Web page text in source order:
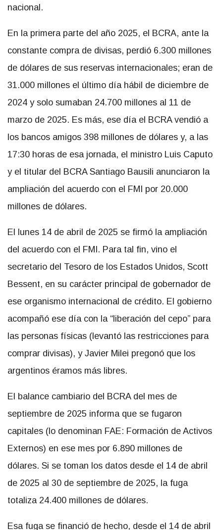
nacional.
En la primera parte del año 2025, el BCRA, ante la
constante compra de divisas, perdió 6.300 millones
de dólares de sus reservas internacionales; eran de
31.000 millones el último día hábil de diciembre de
2024 y solo sumaban 24.700 millones al 11 de
marzo de 2025. Es más, ese día el BCRA vendió a
los bancos amigos 398 millones de dólares y, a las
17:30 horas de esa jornada, el ministro Luis Caputo
y el titular del BCRA Santiago Bausili anunciaron la
ampliación del acuerdo con el FMI por 20.000
millones de dólares.
El lunes 14 de abril de 2025 se firmó la ampliación
del acuerdo con el FMI. Para tal fin, vino el
secretario del Tesoro de los Estados Unidos, Scott
Bessent, en su carácter principal de gobernador de
ese organismo internacional de crédito. El gobierno
acompañó ese día con la “liberación del cepo” para
las personas físicas (levantó las restricciones para
comprar divisas), y Javier Milei pregonó que los
argentinos éramos más libres.
El balance cambiario del BCRA del mes de
septiembre de 2025 informa que se fugaron
capitales (lo denominan FAE: Formación de Activos
Externos) en ese mes por 6.890 millones de
dólares. Si se toman los datos desde el 14 de abril
de 2025 al 30 de septiembre de 2025, la fuga
totaliza 24.400 millones de dólares.
Esa fuga se financió de hecho, desde el 14 de abril